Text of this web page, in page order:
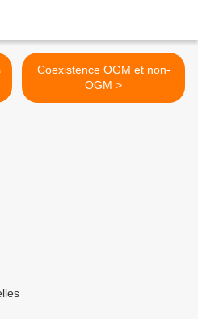
Coexistence OGM et non-
OGM >